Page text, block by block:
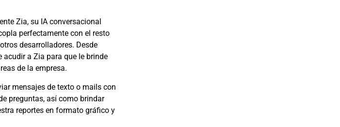
Zia, su IA conversacional
perfectamente con el resto
desarrolladores. Desde
acudir a Zia para que le brinde
de la empresa.
mensajes de texto o mails con
preguntas, así como brindar
reportes en formato gráfico y